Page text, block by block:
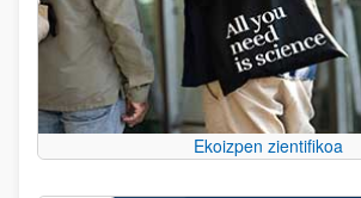
Ekoizpen zientifikoa